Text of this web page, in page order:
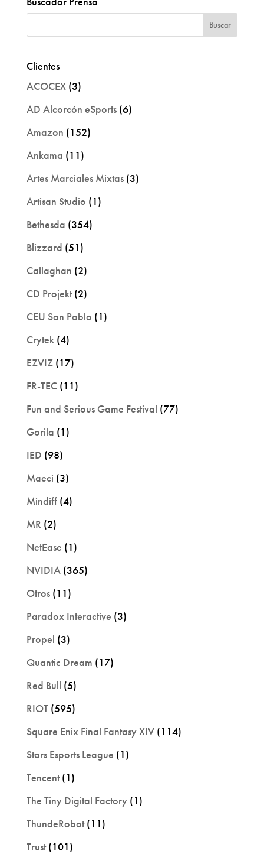
Clientes
ACOCEX(3)
AD Alcorcón eSports(6)
Amazon (152)
Ankama (11)
Artes Marciales Mixtas(3)
Artisan Studio (1)
Bethesda (354)
Blizzard (51)
Callaghan (2)
CD Projekt(2)
CEU San Pablo (1)
Crytek(4)
EZVIZ(17)
FR-TEC(11)
Fun and Serious Game Festival (77)
Gorila (1)
IED (98)
Maeci (3)
Mindiff(4)
MR (2)
NetEase (1)
NVIDIA(365)
Otros(11)
Paradox Interactive (3)
Propel (3)
Quantic Dream (17)
Red Bull (5)
RIOT(595)
Square Enix Final Fantasy XIV(114)
Stars Esports League (1)
Tencent(1)
The Tiny Digital Factory(1)
ThundeRobot(11)
Trust(101)